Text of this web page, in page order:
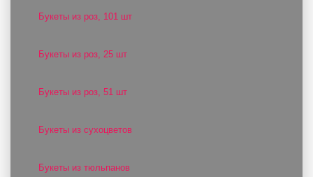
Букеты из роз, 101 шт
Букеты из роз, 25 шт
Букеты из роз, 51 шт
Букеты из сухоцветов
Букеты из тюльпанов